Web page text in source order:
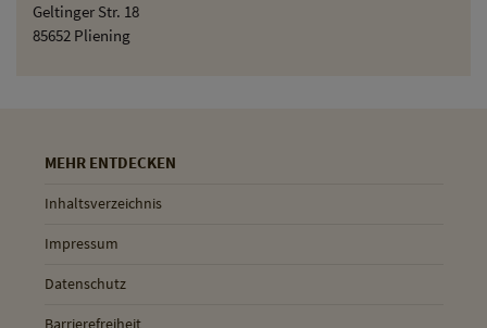
Geltinger Str. 18
85652 Pliening
MEHR ENTDECKEN
Inhaltsverzeichnis
Impressum
Datenschutz
Barrierefreiheit